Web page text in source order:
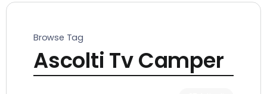
Browse Tag
Ascolti Tv Camper